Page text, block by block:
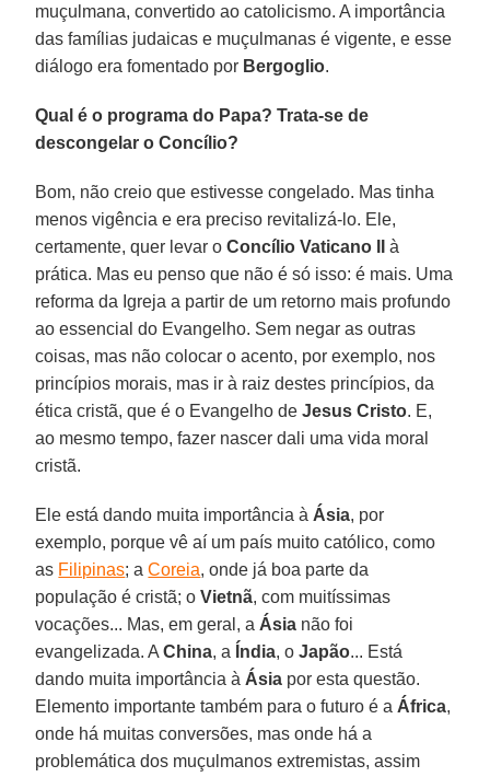
muçulmana, convertido ao catolicismo. A importância
das famílias judaicas e muçulmanas é vigente, e esse
diálogo era fomentado por Bergoglio.
Qual é o programa do Papa? Trata-se de
descongelar o Concílio?
Bom, não creio que estivesse congelado. Mas tinha
menos vigência e era preciso revitalizá-lo. Ele,
certamente, quer levar oConcílio Vaticano II
à
prática. Mas eu penso que não é só isso: é mais. Uma
reforma da Igreja a partir de um retorno mais profundo
ao essencial do Evangelho. Sem negar as outras
coisas, mas não colocar o acento, por exemplo, nos
princípios morais, mas ir à raiz destes princípios, da
ética cristã, que é o Evangelho deJesus Cristo. E,
ao mesmo tempo, fazer nascer dali uma vida moral
cristã.
Ele está dando muita importância à Ásia, por
exemplo, porque vê aí um país muito católico, como
as Filipinas; aCoreia, onde já boa parte da
população é cristã; oVietnã, com muitíssimas
vocações... Mas, em geral, a Ásia não foi
evangelizada. AChina, a Índia, oJapão... Está
dando muita importância à Ásia por esta questão.
Elemento importante também para o futuro é a África,
onde há muitas conversões, mas onde há a
problemática dos muçulmanos extremistas, assim